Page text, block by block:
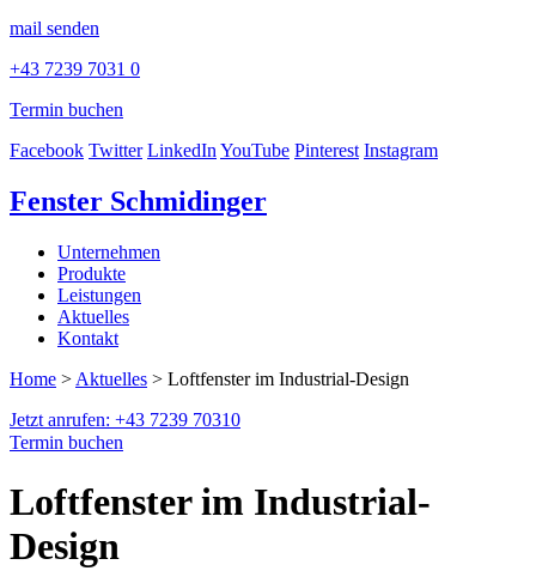
mail senden
+43 7239 7031 0
Termin buchen
Facebook Twitter LinkedInYouTube Pinterest Instagram
Fenster Schmidinger
Unternehmen
Produkte
Leistungen
Aktuelles
Kontakt
Home > Aktuelles > Loftfenster im Industrial-Design
Jetzt anrufen: +43 7239 70310
Termin buchen
Loftfenster im Industrial-
Design